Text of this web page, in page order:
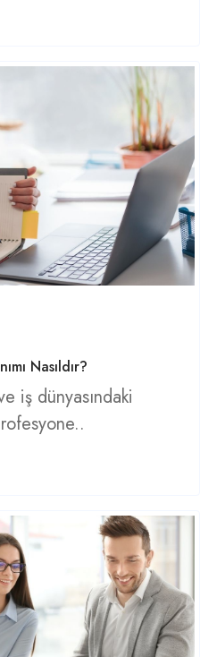
Nasıldır?
iş dünyasındaki